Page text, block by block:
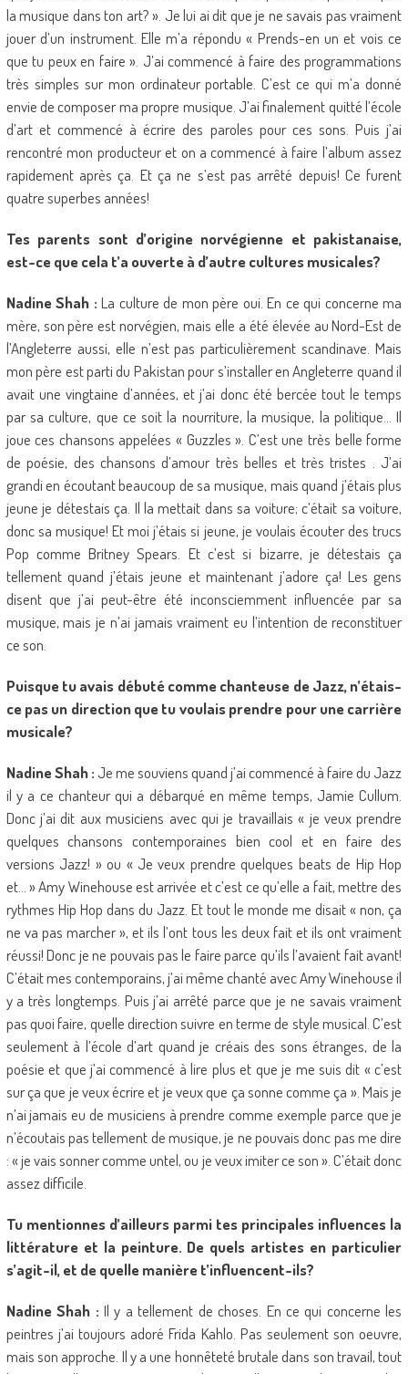
la musique dans ton art? ». Je lui ai dit que je ne savais pas vraiment
jouer d’un instrument. Elle m’a répondu « Prends-en un et vois ce
que tu peux en faire ». J’ai commencé à faire des programmations
très simples sur mon ordinateur portable. C’est ce qui m’a donné
envie de composer ma propre musique. J’ai finalement quitté l’école
d’art et commencé à écrire des paroles pour ces sons. Puis j’ai
rencontré mon producteur et on a commencé à faire l’album assez
rapidement après ça. Et ça ne s’est pas arrêté depuis! Ce furent
quatre superbes années!
Tes parents sont d’origine norvégienne et pakistanaise,
est-ce que cela t’a ouverte à d’autre cultures musicales?
Nadine Shah : La culture de mon père oui. En ce qui concerne ma
mère, son père est norvégien, mais elle a été élevée au Nord-Est de
l’Angleterre aussi, elle n’est pas particulièrement scandinave. Mais
mon père est parti du Pakistan pour s’installer en Angleterre quand il
avait une vingtaine d’années, et j’ai donc été bercée tout le temps
par sa culture, que ce soit la nourriture, la musique, la politique… Il
joue ces chansons appelées « Guzzles ». C’est une très belle forme
de poésie, des chansons d’amour très belles et très tristes . J’ai
grandi en écoutant beaucoup de sa musique, mais quand j’étais plus
jeune je détestais ça. Il la mettait dans sa voiture; c’était sa voiture,
donc sa musique! Et moi j’étais si jeune, je voulais écouter des trucs
Pop comme Britney Spears. Et c’est si bizarre, je détestais ça
tellement quand j’étais jeune et maintenant j’adore ça! Les gens
disent que j’ai peut-être été inconsciemment influencée par sa
musique, mais je n’ai jamais vraiment eu l’intention de reconstituer
ce son.
Puisque tu avais débuté comme chanteuse de Jazz, n’étais-
ce pas un direction que tu voulais prendre pour une carrière
musicale?
Nadine Shah : Je me souviens quand j’ai commencé à faire du Jazz
il y a ce chanteur qui a débarqué en même temps, Jamie Cullum.
Donc j’ai dit aux musiciens avec qui je travaillais « je veux prendre
quelques chansons contemporaines bien cool et en faire des
versions Jazz! » ou « Je veux prendre quelques beats de Hip Hop
et… » Amy Winehouse est arrivée et c’est ce qu’elle a fait, mettre des
rythmes Hip Hop dans du Jazz. Et tout le monde me disait « non, ça
ne va pas marcher », et ils l’ont tous les deux fait et ils ont vraiment
réussi! Donc je ne pouvais pas le faire parce qu’ils l’avaient fait avant!
C’était mes contemporains, j’ai même chanté avec Amy Winehouse il
y a très longtemps. Puis j’ai arrêté parce que je ne savais vraiment
pas quoi faire, quelle direction suivre en terme de style musical. C’est
seulement à l’école d’art quand je créais des sons étranges, de la
poésie et que j’ai commencé à lire plus et que je me suis dit « c’est
sur ça que je veux écrire et je veux que ça sonne comme ça ». Mais je
n’ai jamais eu de musiciens à prendre comme exemple parce que je
n’écoutais pas tellement de musique, je ne pouvais donc pas me dire
: « je vais sonner comme untel, ou je veux imiter ce son ». C’était donc
assez difficile.
Tu mentionnes d’ailleurs parmi tes principales influences la
littérature et la peinture. De quels artistes en particulier
s’agit-il, et de quelle manière t’influencent-ils?
Nadine Shah : Il y a tellement de choses. En ce qui concerne les
peintres j’ai toujours adoré Frida Kahlo. Pas seulement son oeuvre,
mais son approche. Il y a une honnêteté brutale dans son travail, tout